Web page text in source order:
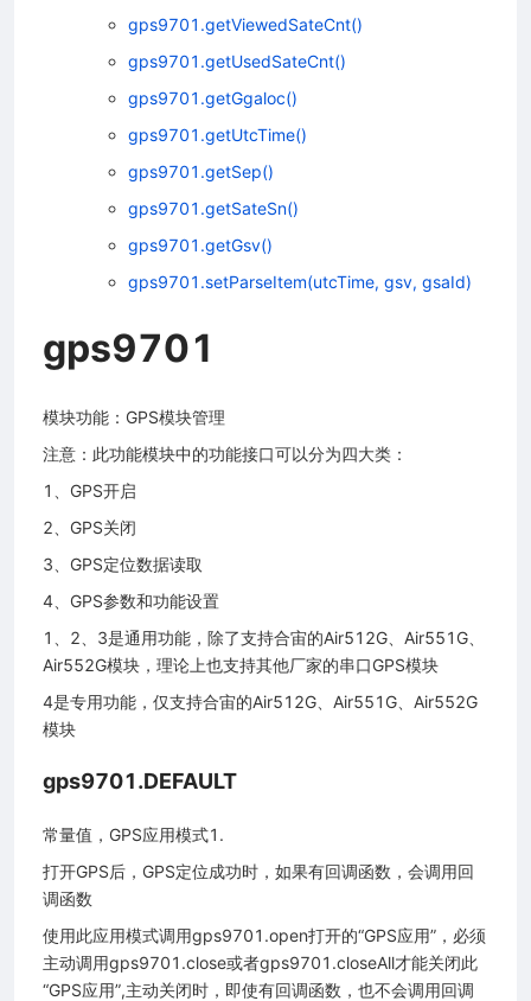
gps9701.getViewedSateCnt()
gps9701.getUsedSateCnt()
gps9701.getGgaloc()
gps9701.getUtcTime()
gps9701.getSep()
gps9701.getSateSn()
gps9701.getGsv()
gps9701.setParseItem(utcTime, gsv, gsaId)
gps9701
模块功能：GPS模块管理
注意：此功能模块中的功能接口可以分为四大类：
1、GPS开启
2、GPS关闭
3、GPS定位数据读取
4、GPS参数和功能设置
1、2、3是通用功能，除了支持合宙的Air512G、Air551G、
Air552G模块，理论上也支持其他厂家的串口GPS模块
4是专用功能，仅支持合宙的Air512G、Air551G、Air552G
模块
gps9701.DEFAULT
常量值，GPS应用模式1.
打开GPS后，GPS定位成功时，如果有回调函数，会调用回
调函数
使用此应用模式调用gps9701.open打开的“GPS应用”，必须
主动调用gps9701.close或者gps9701.closeAll才能关闭此
“GPS应用”,主动关闭时，即使有回调函数，也不会调用回调